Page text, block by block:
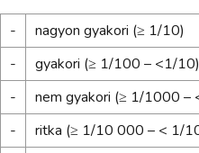
-
nagyon gyakori (≥ 1/10)
-
gyakori (≥ 1/100 – <1/10)
-
nem gyakori (≥ 1/1000 –
-
ritka (≥ 1/10 000 – < 1/